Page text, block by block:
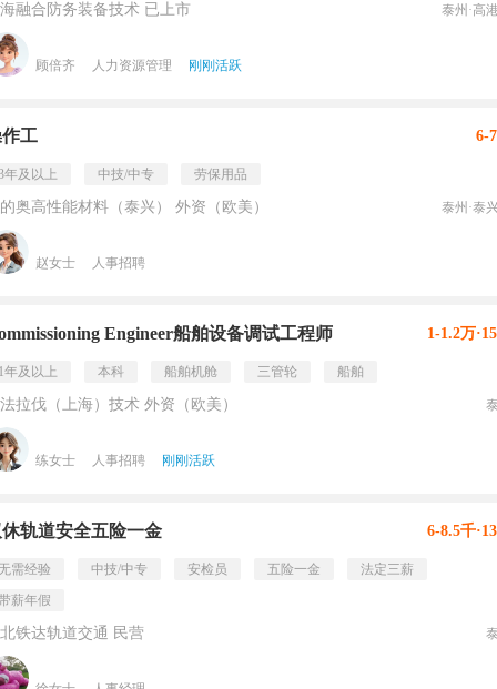
融合防务装备技术 已上市 泰州·高
顾倍齐 人力资源管理 刚刚活跃
工 6-
年及以上 中技/中专 劳保用品
奥高性能材料（泰兴） 外资（欧美） 泰州·泰
赵女士 人事招聘
Engineer船舶设备调试工程师 1-1.2万
年及以上 本科 船舶机舱 三管轮 船舶
拉伐（上海）技术 外资（欧美）
练女士 人事招聘 刚刚活跃
轨道安全五险一金 6-8.5千
需经验 中技/中专 安检员 五险一金
法定三薪
薪年假
铁达轨道交通 民营